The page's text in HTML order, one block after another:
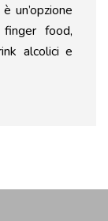
un’opzione
finger food,
alcolici e